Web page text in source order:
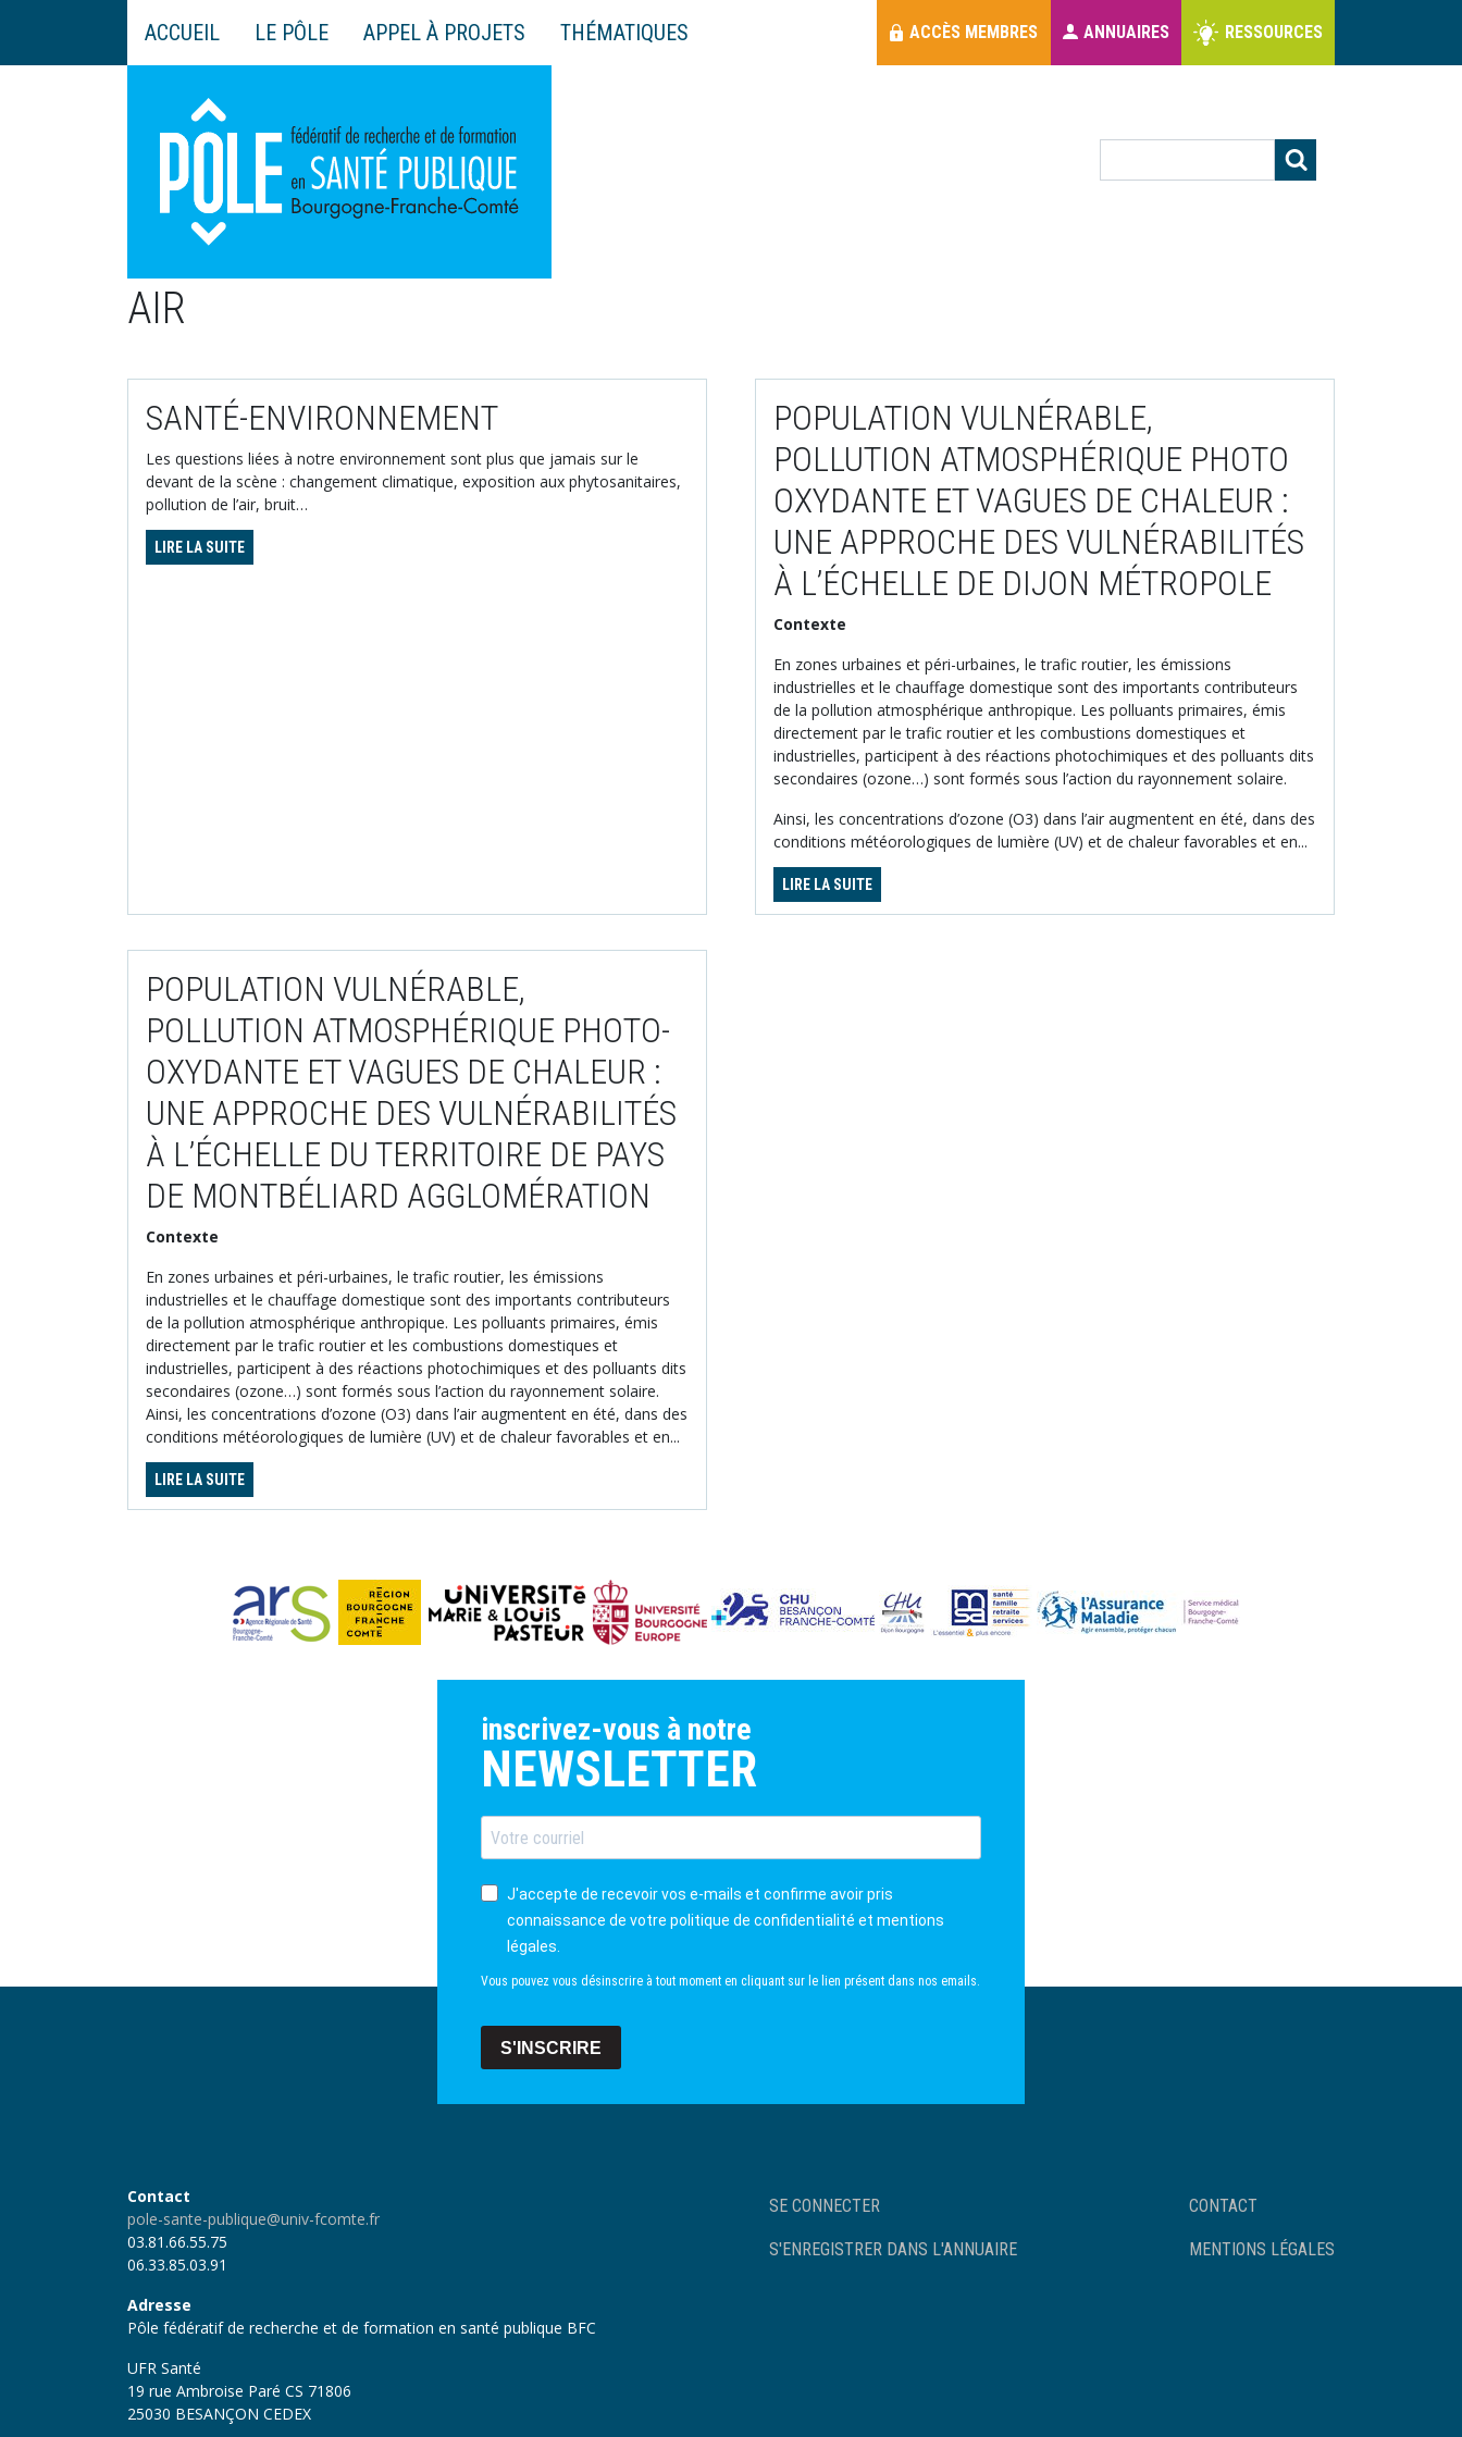
contenu
Main
navigation
ACCUEIL LE PÔLE APPEL À PROJETS THÉMATIQUES
Raccourcis
ACCÈS MEMBRES ANNUAIRES RESSOURCES
AIR
SANTÉ-ENVIRONNEMENT
Les questions liées à notre environnement sont plus que jamais sur le
devant de la scène : changement climatique, exposition aux phytosanitaires,
pollution de l’air, bruit…
LIRE LA SUITE
POPULATION VULNÉRABLE,
POLLUTION ATMOSPHÉRIQUE PHOTO
OXYDANTE ET VAGUES DE CHALEUR :
UNE APPROCHE DES VULNÉRABILITÉS
À L’ÉCHELLE DE DIJON MÉTROPOLE
Contexte
En zones urbaines et péri-urbaines, le trafic routier, les émissions
industrielles et le chauffage domestique sont des importants contributeurs
de la pollution atmosphérique anthropique. Les polluants primaires, émis
directement par le trafic routier et les combustions domestiques et
industrielles, participent à des réactions photochimiques et des polluants dits
secondaires (ozone…) sont formés sous l’action du rayonnement solaire.
Ainsi, les concentrations d’ozone (O3) dans l’air augmentent en été, dans des
conditions météorologiques de lumière (UV) et de chaleur favorables et en...
LIRE LA SUITE
POPULATION VULNÉRABLE,
POLLUTION ATMOSPHÉRIQUE PHOTO-
OXYDANTE ET VAGUES DE CHALEUR :
UNE APPROCHE DES VULNÉRABILITÉS
À L’ÉCHELLE DU TERRITOIRE DE PAYS
DE MONTBÉLIARD AGGLOMÉRATION
Contexte
En zones urbaines et péri-urbaines, le trafic routier, les émissions
industrielles et le chauffage domestique sont des importants contributeurs
de la pollution atmosphérique anthropique. Les polluants primaires, émis
directement par le trafic routier et les combustions domestiques et
industrielles, participent à des réactions photochimiques et des polluants dits
secondaires (ozone…) sont formés sous l’action du rayonnement solaire.
Ainsi, les concentrations d’ozone (O3) dans l’air augmentent en été, dans des
conditions météorologiques de lumière (UV) et de chaleur favorables et en...
LIRE LA SUITE
inscrivez-vous à notre
NEWSLETTER
J'accepte de recevoir vos e-mails et confirme avoir pris
connaissance de votre politique de confidentialité et mentions
légales.
Vous pouvez vous désinscrire à tout moment en cliquant sur le lien présent dans nos emails.
S'INSCRIRE
Contact
pole-sante-publique@univ-fcomte.fr
03.81.66.55.75
06.33.85.03.91
Adresse
Pôle fédératif de recherche et de formation en santé publique BFC
UFR Santé
19 rue Ambroise Paré CS 71806
25030 BESANÇON CEDEX
User
menu
SE CONNECTER
S'ENREGISTRER DANS L'ANNUAIRE
Footer
CONTACT
MENTIONS LÉGALES